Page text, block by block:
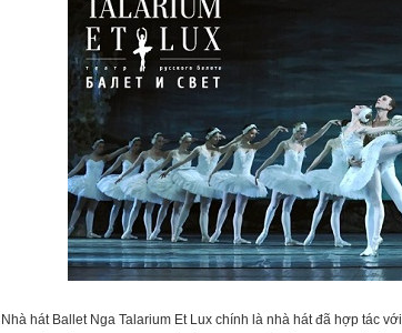
Nhà hát Ballet Nga Talarium Et Lux chính là nhà hát đã hợp tác